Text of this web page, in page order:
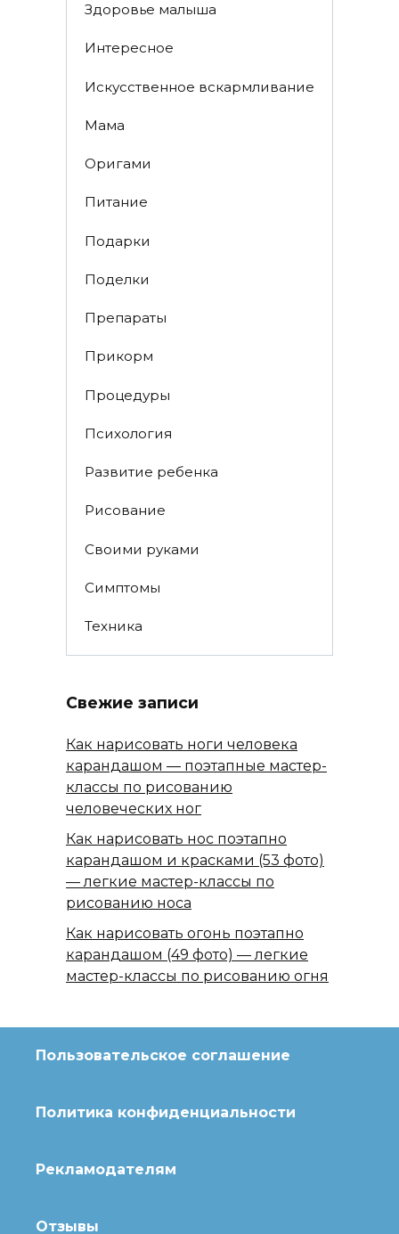
Здоровье малыша
Интересное
Искусственное вскармливание
Мама
Оригами
Питание
Подарки
Поделки
Препараты
Прикорм
Процедуры
Психология
Развитие ребенка
Рисование
Своими руками
Симптомы
Техника
Свежие записи
Как нарисовать ноги человека
карандашом — поэтапные мастер-
классы по рисованию
человеческих ног
Как нарисовать нос поэтапно
карандашом и красками (53 фото)
— легкие мастер-классы по
рисованию носа
Как нарисовать огонь поэтапно
карандашом (49 фото) — легкие
мастер-классы по рисованию огня
Пользовательское соглашение
Политика конфиденциальности
Рекламодателям
Отзывы